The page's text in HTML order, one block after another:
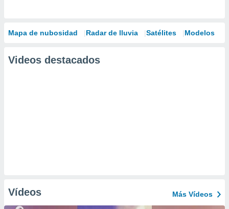
Mapa de nubosidad Radar de lluvia Satélites Modelos
Videos destacados
Vídeos Más Vídeos